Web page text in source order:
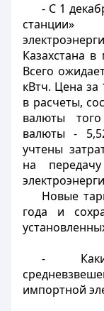
- С 1
Казахстана
Всего
кВтч. Цена за
в расчеты,
валюты
валюты -
учтены
на
Новые
года и
-
импортной